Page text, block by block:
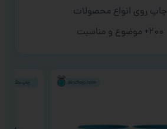
چاپ روی انواع محصولات
۲۰۰+ موضوع و مناسبت